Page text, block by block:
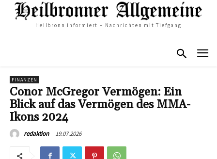
Heilbronn informiert – Nachrichten mit Tiefgang
FINANZEN
Conor McGregor Vermögen: Ein
Blick auf das Vermögen des MMA-
Ikons 2024
redaktion 19.07.2026